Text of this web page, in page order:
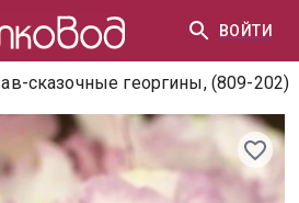
ВОЙТИ
ав-сказочные георгины, (809-202)